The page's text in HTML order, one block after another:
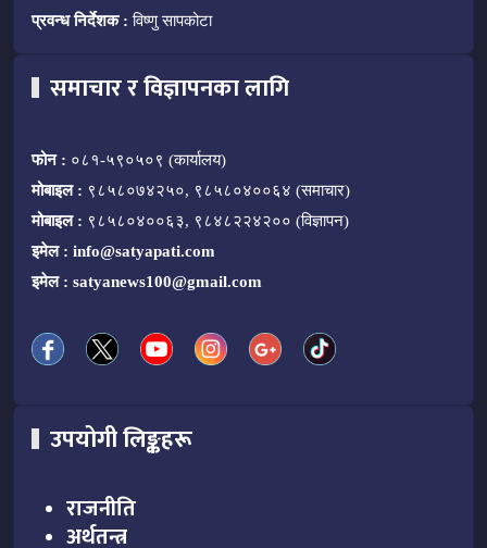
प्रवन्ध निर्देशक : विष्णु सापकोटा
समाचार र विज्ञापनका लागि
फोन : ०८१-५९०५०९ (कार्यालय)
मोबाइल : ९८५८०७४२५०, ९८५८०४००६४ (समाचार)
मोबाइल : ९८५८०४००६३, ९८४८२२४२०० (विज्ञापन)
इमेल : info@satyapati.com
इमेल : satyanews100@gmail.com
उपयोगी लिङ्कहरू
राजनीति
अर्थतन्त्र